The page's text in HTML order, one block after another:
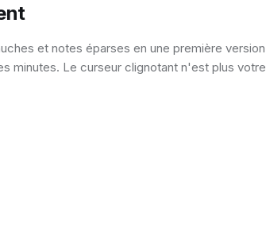
et notes éparses en une première version
minutes. Le curseur clignotant n'est plus votre